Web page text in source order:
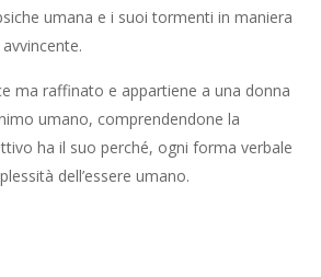
umana e i suoi tormenti in maniera
ma raffinato e appartiene a una donna
umano, comprendendone la
ha il suo perché, ogni forma verbale
dell’essere umano.